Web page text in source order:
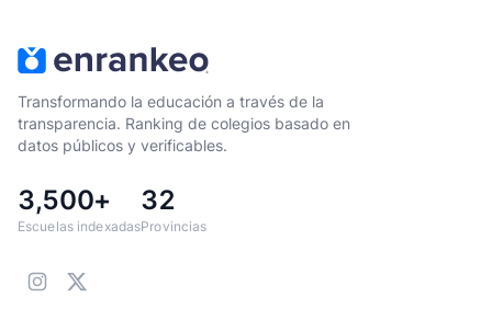
Transformando la educación a través de la
transparencia. Ranking de colegios basado en
datos públicos y verificables.
3,500+
Escuelas indexadas
32
Provincias